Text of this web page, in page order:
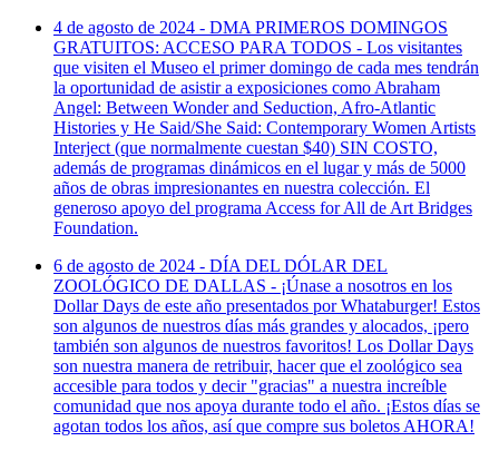
4 de agosto de 2024 - DMA PRIMEROS DOMINGOS
GRATUITOS: ACCESO PARA TODOS - Los visitantes
que visiten el Museo el primer domingo de cada mes tendrán
la oportunidad de asistir a exposiciones como Abraham
Angel: Between Wonder and Seduction, Afro-Atlantic
Histories y He Said/She Said: Contemporary Women Artists
Interject (que normalmente cuestan $40) SIN COSTO,
además de programas dinámicos en el lugar y más de 5000
años de obras impresionantes en nuestra colección. El
generoso apoyo del programa Access for All de Art Bridges
Foundation.
6 de agosto de 2024 - DÍA DEL DÓLAR DEL
ZOOLÓGICO DE DALLAS - ¡Únase a nosotros en los
Dollar Days de este año presentados por Whataburger! Estos
son algunos de nuestros días más grandes y alocados, ¡pero
también son algunos de nuestros favoritos! Los Dollar Days
son nuestra manera de retribuir, hacer que el zoológico sea
accesible para todos y decir "gracias" a nuestra increíble
comunidad que nos apoya durante todo el año. ¡Estos días se
agotan todos los años, así que compre sus boletos AHORA!